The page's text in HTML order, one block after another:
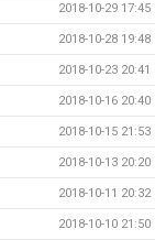
2018-10-29 17:45
2018-10-28 19:48
2018-10-23 20:41
2018-10-16 20:40
2018-10-15 21:53
2018-10-13 20:20
2018-10-11 20:32
2018-10-10 21:50